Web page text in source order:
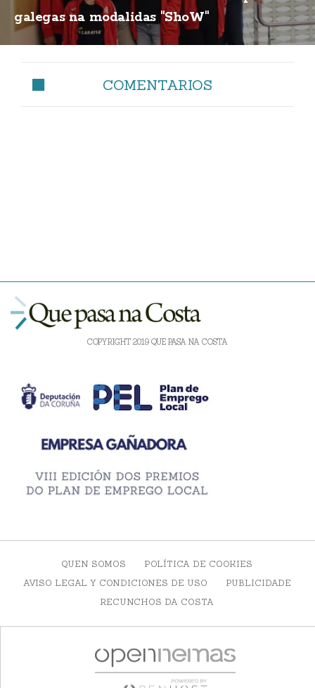
galegas na modalidas "ShoW"
COMENTARIOS
COPYRIGHT 2019 QUE PASA NA COSTA
QUEN SOMOS
POLÍTICA DE COOKIES
AVISO LEGAL Y CONDICIONES DE USO
PUBLICIDADE
RECUNCHOS DA COSTA